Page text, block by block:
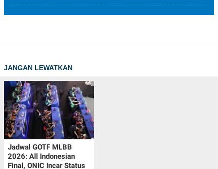
JANGAN LEWATKAN
Jadwal GOTF MLBB
2026: All Indonesian
Final, ONIC Incar Status